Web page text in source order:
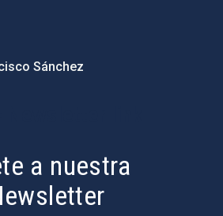
Sánchez
a nuestra